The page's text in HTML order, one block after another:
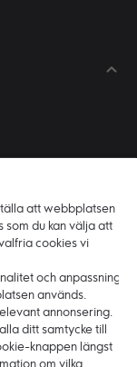
att webbplatsen
som du kan välja att
cookies vi
och anpassning.
används.
annonsering.
ditt samtycke till
knappen längst
om vilka